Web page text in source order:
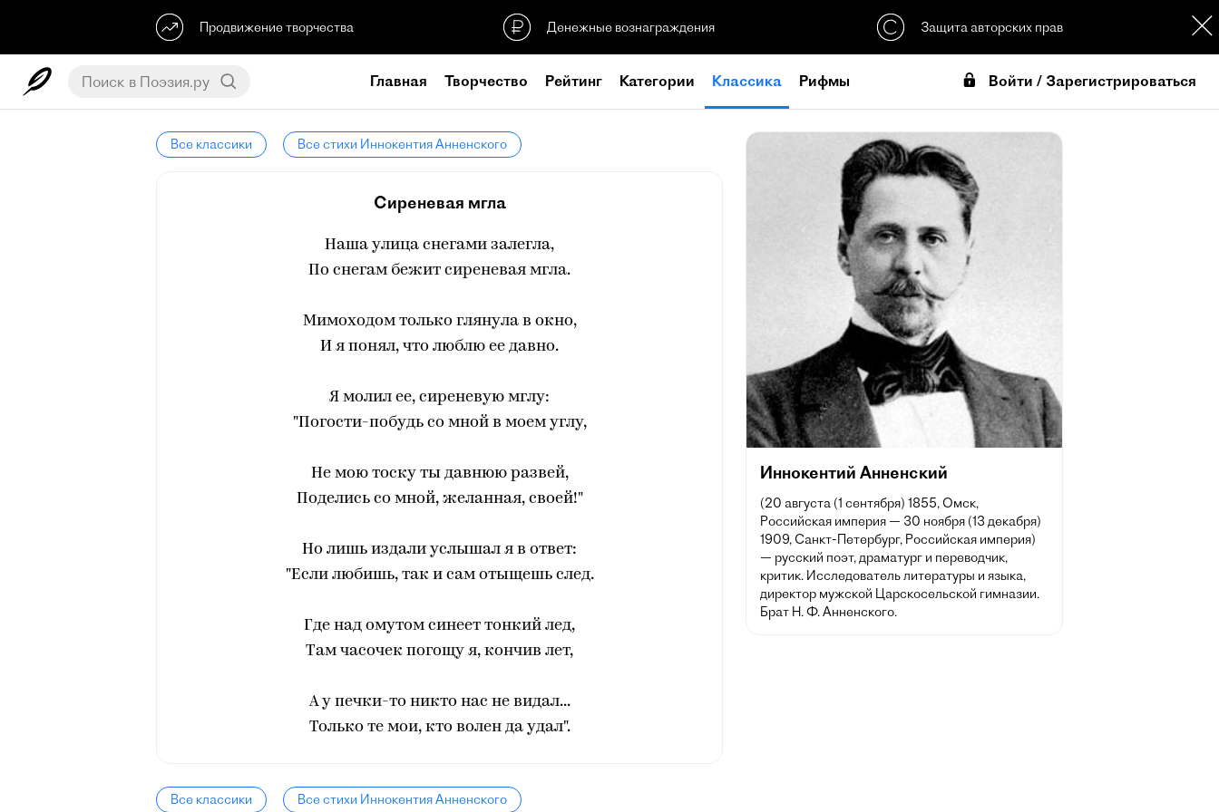
Продвижение творчества Денежные вознаграждения Защита авторских прав
Главная Творчество Рейтинг Категории Классика Рифмы Войти / Зарегистрироваться
Все классики Все стихи Иннокентия Анненского
Сиреневая мгла
Наша улица снегами залегла,
По снегам бежит сиреневая мгла.
Мимоходом только глянула в окно,
И я понял, что люблю ее давно.
Я молил ее, сиреневую мглу:
"Погости-побудь со мной в моем углу,
Не мою тоску ты давнюю развей,
Поделись со мной, желанная, своей!"
Но лишь издали услышал я в ответ:
"Если любишь, так и сам отыщешь след.
Где над омутом синеет тонкий лед,
Там часочек погощу я, кончив лет,
А у печки-то никто нас не видал...
Только те мои, кто волен да удал".
Все классики Все стихи Иннокентия Анненского
Иннокентий Анненский
(20 августа (1 сентября) 1855, Омск,
Российская империя — 30 ноября (13 декабря)
1909, Санкт-Петербург, Российская империя)
— русский поэт, драматург и переводчик,
критик. Исследователь литературы и языка,
директор мужской Царскосельской гимназии.
Брат Н. Ф. Анненского.